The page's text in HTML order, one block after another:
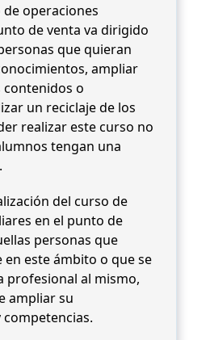
operaciones
de venta va dirigido
que quieran
ampliar
contenidos o
un reciclaje de los
realizar este curso no
tengan una
del curso de
en el punto de
personas que
este ámbito o que se
profesional al mismo,
ampliar su